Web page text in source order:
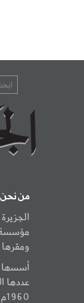
من نحن
مؤسسة
أسسها
عددها
1960م.